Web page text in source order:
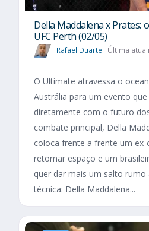
Della Maddalena x Prates:
UFC Perth (02/05)
Rafael Duarte Última
O Ultimate atravessa o
Austrália para um evento
diretamente com o futuro
combate principal, Della
coloca frente a frente um
retomar espaço e um
quer dar mais um salto rumo
técnica: Della Maddalena...